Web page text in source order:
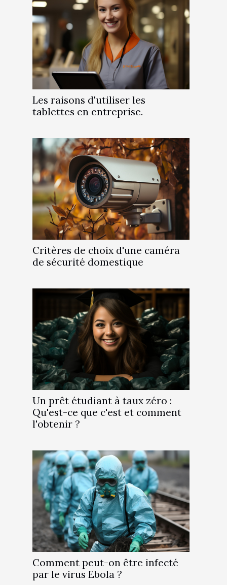
Les raisons d'utiliser les
tablettes en entreprise.
Critères de choix d'une caméra
de sécurité domestique
Un prêt étudiant à taux zéro :
Qu'est-ce que c'est et comment
l'obtenir ?
Comment peut-on être infecté
par le virus Ebola ?